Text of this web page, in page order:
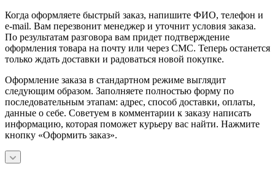
Когда оформляете быстрый заказ, напишите ФИО, телефон и
e-mail. Вам перезвонит менеджер и уточнит условия заказа.
По результатам разговора вам придет подтверждение
оформления товара на почту или через СМС. Теперь останется
только ждать доставки и радоваться новой покупке.
Оформление заказа в стандартном режиме выглядит
следующим образом. Заполняете полностью форму по
последовательным этапам: адрес, способ доставки, оплаты,
данные о себе. Советуем в комментарии к заказу написать
информацию, которая поможет курьеру вас найти. Нажмите
кнопку «Оформить заказ».